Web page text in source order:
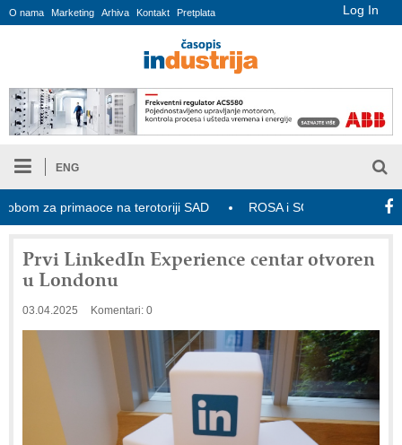
Log In
O nama Marketing Arhiva Kontakt Pretplata
ENG
za primaoce na terotoriji SAD ROSA i SCHUNK podižu
Prvi LinkedIn Experience centar otvoren
u Londonu
03.04.2025 Komentari: 0